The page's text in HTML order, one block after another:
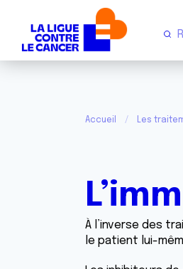
Accueil Les
À l’inverse des
le patient lui-